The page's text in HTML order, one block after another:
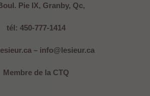
Pie IX, Granby, Qc,
tél: 450-777-1414
– info@lesieur.ca
Membre de la CTQ